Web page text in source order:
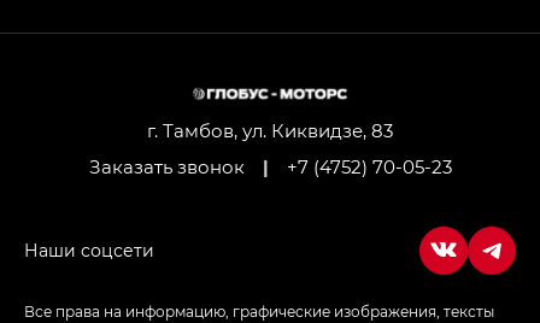
Джи Икс ПРЕМИУМ — GX PREMIUM, ЛАУНЖ —
Empow — Эмпау (Empow) в комплектации
г. Тамбов, ул. Киквидзе, 83
Заказать звонок
| +7 (4752) 70-05-23
Все права на информацию, графические изображения, тексты